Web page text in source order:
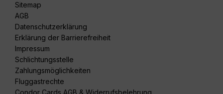
Sitemap
AGB
Datenschutzerklärung
Erklärung der Barrierefreiheit
Impressum
Schlichtungsstelle
Zahlungsmöglichkeiten
Fluggastrechte